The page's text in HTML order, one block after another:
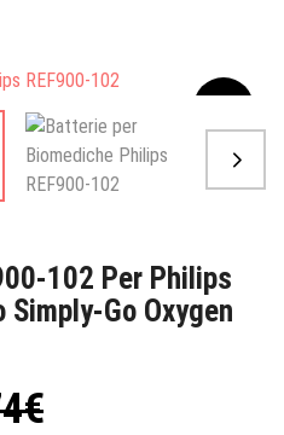
102 Per Philips
Simply-Go Oxygen